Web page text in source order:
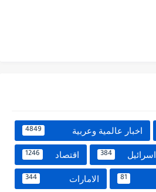
اخبار عالمية وعربية 4849
اسرائيل 384 اقتصاد 1246
81 الامارات 344